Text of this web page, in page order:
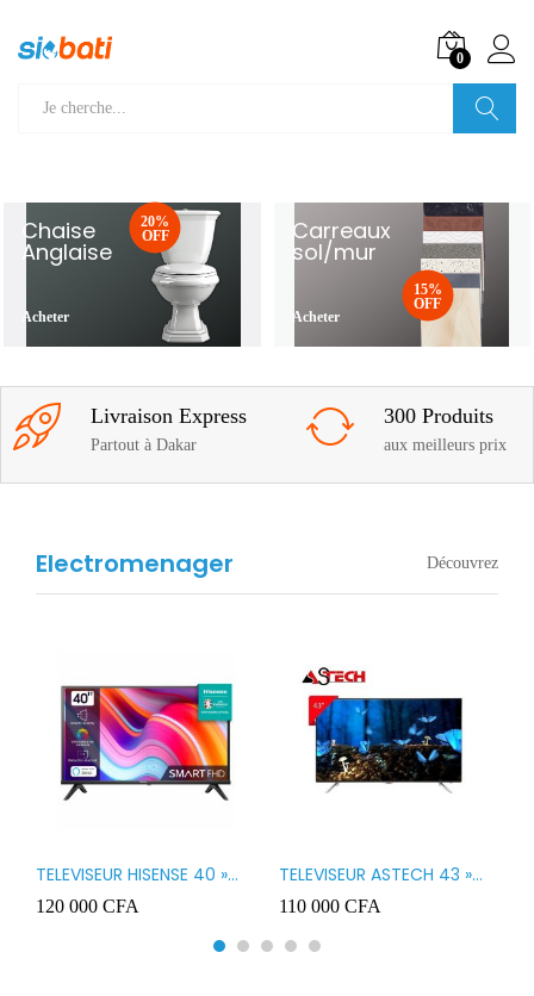
0
Chaise
Anglaise
Acheter
20%
OFF
Carreaux
sol/mur
Acheter
15%
OFF
Livraison Express
Partout à Dakar
300 Produits
aux meilleurs prix
Electromenager Découvrez
TELEVISEUR HISENSE 40 »
LED SMART VIDAA 40A4K
120 000 CFA
TELEVISEUR ASTECH 43 »
LED 43OD15
110 000 CFA